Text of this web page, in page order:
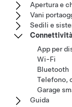
Apertura e
Vani
Sedili e
Connettività
App per
Wi-Fi
Bluetooth
Telefono,
Garage
Guida